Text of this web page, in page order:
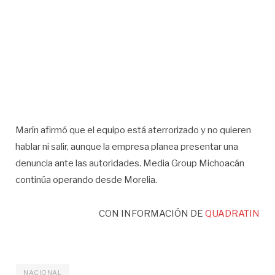
Marín afirmó que el equipo está aterrorizado y no quieren
hablar ni salir, aunque la empresa planea presentar una
denuncia ante las autoridades. Media Group Michoacán
continúa operando desde Morelia.
CON INFORMACIÓN DE QUADRATIN
NACIONAL